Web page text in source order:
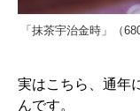
「抹茶宇治金時」（
実はこちら、通年
んです。